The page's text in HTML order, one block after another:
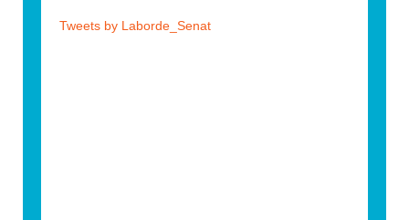
Tweets by Laborde_Senat